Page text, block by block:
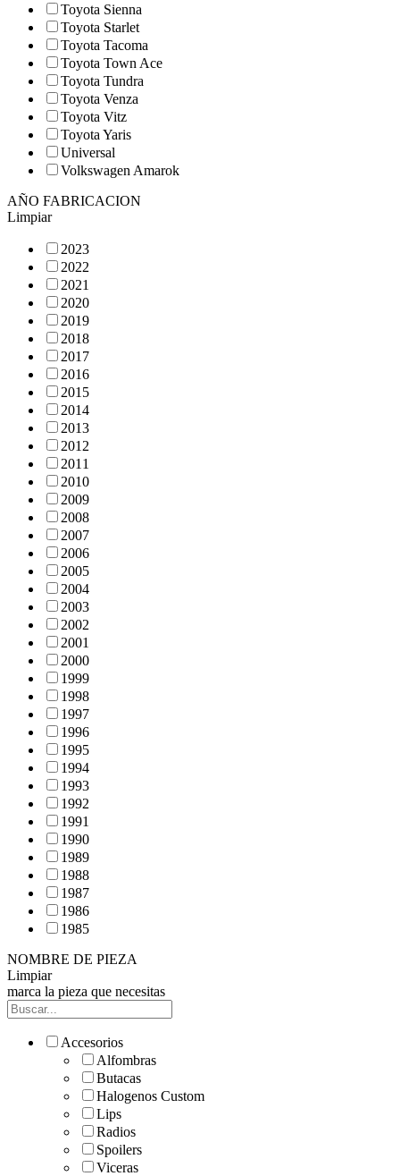
Toyota Sienna
Toyota Starlet
Toyota Tacoma
Toyota Town Ace
Toyota Tundra
Toyota Venza
Toyota Vitz
Toyota Yaris
Universal
Volkswagen Amarok
AÑO FABRICACION
Limpiar
2023
2022
2021
2020
2019
2018
2017
2016
2015
2014
2013
2012
2011
2010
2009
2008
2007
2006
2005
2004
2003
2002
2001
2000
1999
1998
1997
1996
1995
1994
1993
1992
1991
1990
1989
1988
1987
1986
1985
NOMBRE DE PIEZA
Limpiar
marca la pieza que necesitas
Accesorios
Alfombras
Butacas
Halogenos Custom
Lips
Radios
Spoilers
Viceras